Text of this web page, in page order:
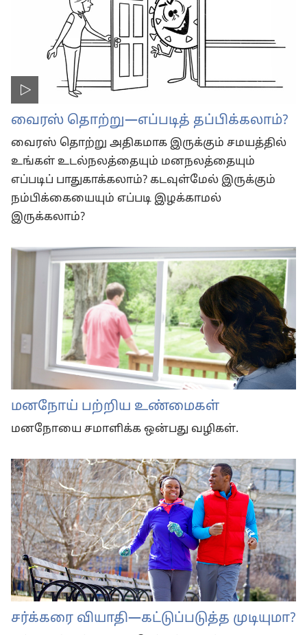
வைரஸ் தொற்று—எப்படித் தப்பிக்கலாம்?
வைரஸ் தொற்று அதிகமாக இருக்கும் சமயத்தில்
உங்கள் உடல்நலத்தையும் மனநலத்தையும்
எப்படிப் பாதுகாக்கலாம்? கடவுள்மேல் இருக்கும்
நம்பிக்கையையும் எப்படி இழக்காமல்
இருக்கலாம்?
மனநோய் பற்றிய உண்மைகள்
மனநோயை சமாளிக்க ஒன்பது வழிகள்.
சர்க்கரை வியாதி—கட்டுப்படுத்த முடியுமா?